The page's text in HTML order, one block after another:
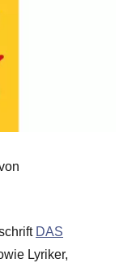
DAS
Lyriker,